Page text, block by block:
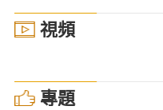
視頻
專題